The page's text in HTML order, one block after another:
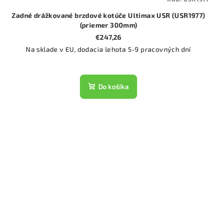
Zadné drážkované brzdové kotúče Ultimax USR (USR1977)
(priemer 300mm)
€247,26
Na sklade v EU, dodacia lehota 5-9 pracovných dní
Do košíka